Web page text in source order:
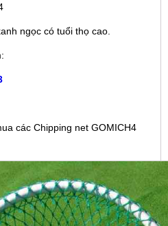
ngọc có tuổi thọ cao.
các Chipping net GOMICH4